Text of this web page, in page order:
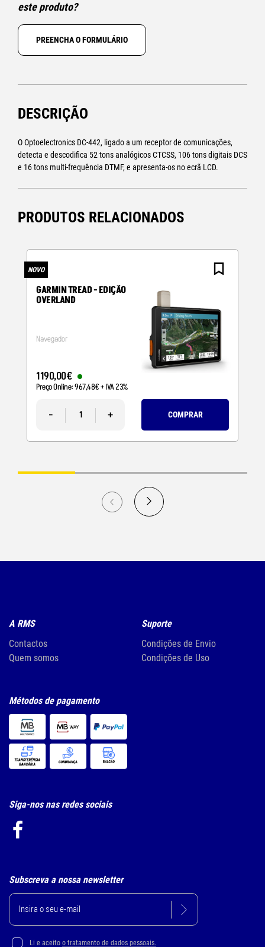
este produto?
PREENCHA O FORMULÁRIO
DESCRIÇÃO
O Optoelectronics DC-442, ligado a um receptor de comunicações,
detecta e descodifica 52 tons analógicos CTCSS, 106 tons digitais DCS
e 16 tons multi-frequência DTMF, e apresenta-os no ecrã LCD.
PRODUTOS RELACIONADOS
NOVO
GARMIN TREAD - EDIÇÃO
OVERLAND
Navegador
1190,00€
Preço Online:967,48€+ IVA 23%
- + COMPRAR
A RMS
Contactos
Quem somos
Suporte
Condições de Envio
Condições de Uso
Métodos de pagamento
Siga-nos nas redes sociais
Subscreva a nossa newsletter
Li e aceito o tratamento de dados pessoais.